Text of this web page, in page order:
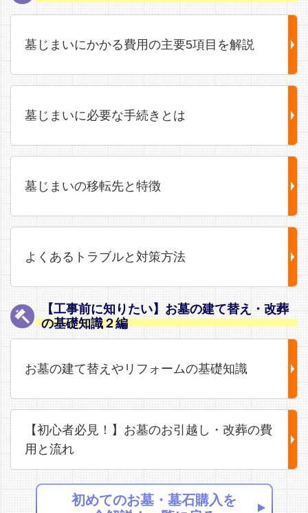
墓じまいにかかる費用の主要5項目を解説
墓じまいに必要な手続きとは
墓じまいの移転先と特徴
よくあるトラブルと対策方法
【工事前に知りたい】お墓の建て替え・改葬
の基礎知識２編
お墓の建て替えやリフォームの基礎知識
【初心者必見！】お墓のお引越し・改葬の費
用と流れ
初めてのお墓・墓石購入を